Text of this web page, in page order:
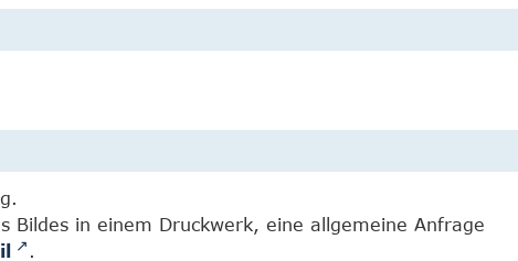
Bildes in einem Druckwerk, eine allgemeine Anfrage
.